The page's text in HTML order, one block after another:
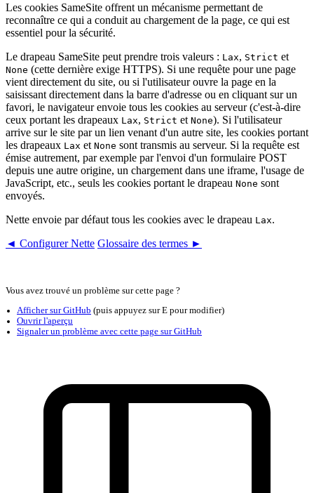
Les cookies SameSite offrent un mécanisme permettant de
reconnaître ce qui a conduit au chargement de la page, ce qui est
essentiel pour la sécurité.
Le drapeau SameSite peut prendre trois valeurs : Lax, Strict et
None (cette dernière exige HTTPS). Si une requête pour une page
vient directement du site, ou si l'utilisateur ouvre la page en la
saisissant directement dans la barre d'adresse ou en cliquant sur un
favori, le navigateur envoie tous les cookies au serveur (c'est-à-dire
ceux portant les drapeaux Lax, Strict et None). Si l'utilisateur
arrive sur le site par un lien venant d'un autre site, les cookies portant
les drapeaux Lax et None sont transmis au serveur. Si la requête est
émise autrement, par exemple par l'envoi d'un formulaire POST
depuis une autre origine, un chargement dans une iframe, l'usage de
JavaScript, etc., seuls les cookies portant le drapeau None sont
envoyés.
Nette envoie par défaut tous les cookies avec le drapeau Lax.
◄ Configurer Nette Glossaire des termes ►